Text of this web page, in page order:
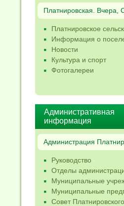
Платнировская. Вчера,
Платнировское
Информация о
Новости
Культура и спорт
Фотогалереи
Административная
информация
Администрация
Руководство
Отделы
Муниципальные
Муниципальные
Совет